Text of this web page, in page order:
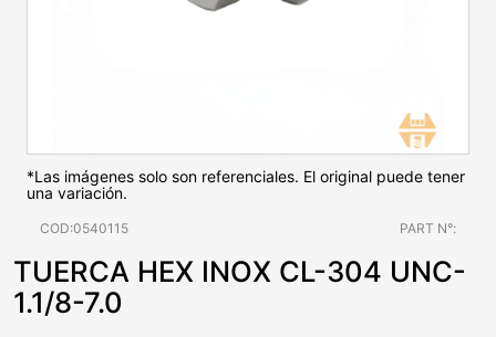
*Las imágenes solo son referenciales. El original puede tener
una variación.
COD:0540115 PART N°:
TUERCA HEX INOX CL-304 UNC-
1.1/8-7.0